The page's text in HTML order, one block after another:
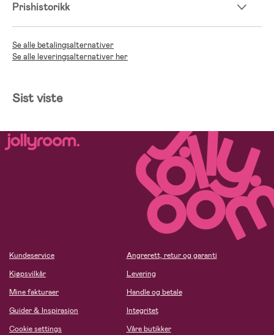
Prishistorikk
Se alle betalingsalternativer
Se alle leveringsalternativer her
Sist viste
Kundeservice
Kjøpsvilkår
Mine fakturaer
Guider & Inspirasjon
Cookie settings
Angrerett, retur og garanti
Levering
Handle og betale
Integritet
Våre butikker